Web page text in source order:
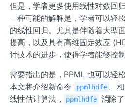
但是，学者更多使用线性对数回
一种可能的解释是，学者可以轻
的线性回归。尤其是伴随着大型
提高，以及具有高维固定效应
计技术的进步，使得学者能够控
需要指出的是，PPML 也可以轻
本文将介绍新命令
ppmlhdfe 。
线性估计算法，
ppmlhdfe 消除